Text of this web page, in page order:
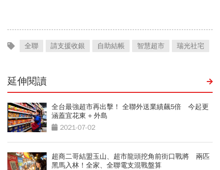
全聯 請支援收銀 自助結帳 智慧超市 瑞光社宅
延伸閱讀
全台最強超市再出擊！ 全聯外送業績飆5倍 今起更
涵蓋宜花東 + 外島
2021-07-02
超商二哥結盟玉山、超市龍頭挖角前街口戰將 兩匹
黑馬入林！全家、全聯電支混戰盤算